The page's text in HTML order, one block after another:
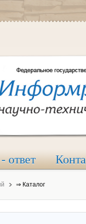
ответ
⇒ Каталог